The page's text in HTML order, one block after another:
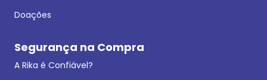
Doações
Segurança na Compra
A Rika é Confiável?